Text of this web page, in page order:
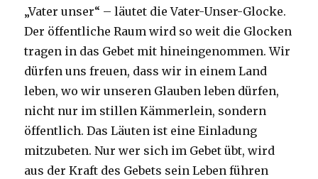
„Vater unser“ – läutet die Vater-Unser-Glocke.
Der öffentliche Raum wird so weit die Glocken
tragen in das Gebet mit hineingenommen. Wir
dürfen uns freuen, dass wir in einem Land
leben, wo wir unseren Glauben leben dürfen,
nicht nur im stillen Kämmerlein, sondern
öffentlich. Das Läuten ist eine Einladung
mitzubeten. Nur wer sich im Gebet übt, wird
aus der Kraft des Gebets sein Leben führen